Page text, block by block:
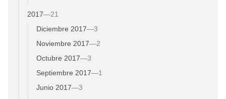
2017—21
Diciembre 2017—3
Noviembre 2017—2
Octubre 2017—3
Septiembre 2017—1
Junio 2017—3